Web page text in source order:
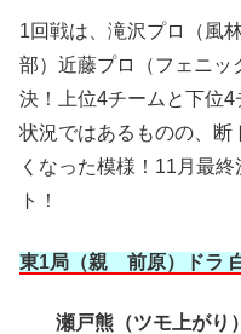
1回戦は、滝沢プロ（風
部）近藤プロ（フェニッ
決！上位4チームと下位
状況ではあるものの、断
くなった模様！11月最
ト！
東1局（親 前原）ドラ
瀬戸熊（ツモ上がり